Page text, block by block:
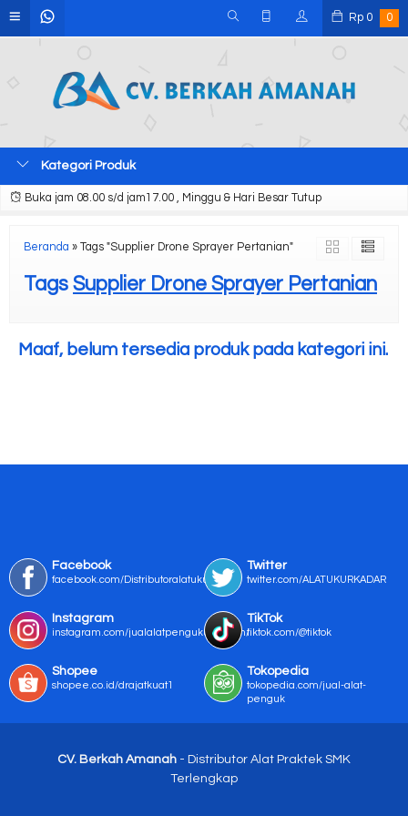
Rp 0 0
Kategori Produk
Buka jam 08.00 s/d jam17.00 , Minggu & Hari Besar Tutup
Beranda » Tags "Supplier Drone Sprayer Pertanian"
Tags Supplier Drone Sprayer Pertanian
Maaf, belum tersedia produk pada kategori ini.
Facebook
facebook.com/Distributoralatukur
Twitter
twitter.com/ALATUKURKADAR
Instagram
instagram.com/jualalatpengukurmurah/
TikTok
tiktok.com/@tiktok
Shopee
shopee.co.id/drajatkuat1
Tokopedia
tokopedia.com/jual-alat-
penguk
CV. Berkah Amanah - Distributor Alat Praktek SMK
Terlengkap